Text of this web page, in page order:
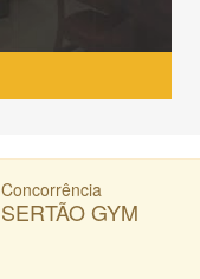
Concorrência
SERTÃO GYM